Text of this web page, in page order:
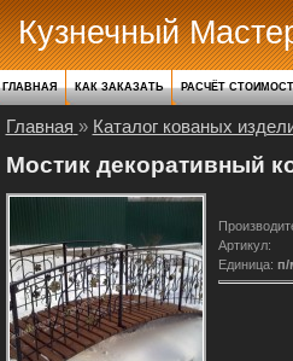
Кузнечный
ГЛАВНАЯ КАК ЗАКАЗАТЬ РАСЧЁТ
Главная » Каталог кованых
Мостик декоративный
Артикул:
Единица: п/